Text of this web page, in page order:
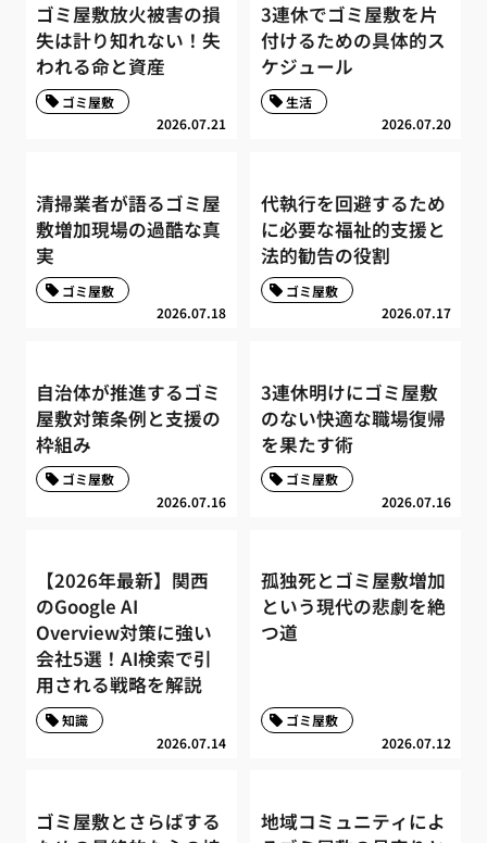
ゴミ屋敷放火被害の損
失は計り知れない！失
われる命と資産
2026.07.21
ゴミ屋敷
3連休でゴミ屋敷を片
付けるための具体的ス
ケジュール
2026.07.20
生活
清掃業者が語るゴミ屋
敷増加現場の過酷な真
実
2026.07.18
ゴミ屋敷
代執行を回避するため
に必要な福祉的支援と
法的勧告の役割
2026.07.17
ゴミ屋敷
自治体が推進するゴミ
屋敷対策条例と支援の
枠組み
2026.07.16
ゴミ屋敷
3連休明けにゴミ屋敷
のない快適な職場復帰
を果たす術
2026.07.16
ゴミ屋敷
【2026年最新】関西
のGoogle AI
Overview対策に強い
会社5選！AI検索で引
用される戦略を解説
2026.07.14
知識
孤独死とゴミ屋敷増加
という現代の悲劇を絶
つ道
2026.07.12
ゴミ屋敷
ゴミ屋敷とさらばする
地域コミュニティによ